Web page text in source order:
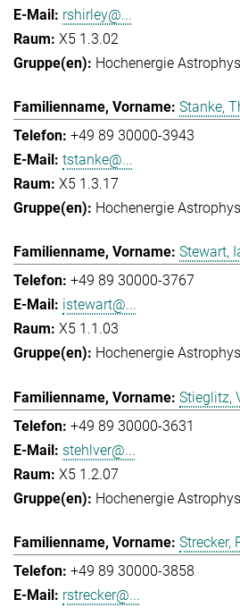
rshirley@...
X5 1.3.02
Hochenergie
Stanke,
+49 89 30000-3943
tstanke@...
X5 1.3.17
Hochenergie
Stewart,
+49 89 30000-3767
istewart@...
X5 1.1.03
Hochenergie
Stieglitz,
+49 89 30000-3631
stehlver@...
X5 1.2.07
Hochenergie
Strecker,
+49 89 30000-3858
rstrecker@...